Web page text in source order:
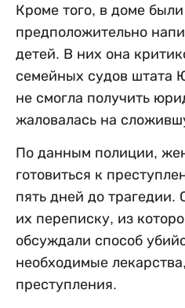
Кроме того, в доме
предположительно
детей. В них она
семейных судов штата
не смогла получить
жаловалась на
По данным полиции,
готовиться к
пять дней до трагедии.
их переписку, из
обсуждали способ
необходимые
преступления.